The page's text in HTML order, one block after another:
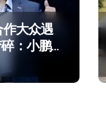
大众遇
：小鹏的